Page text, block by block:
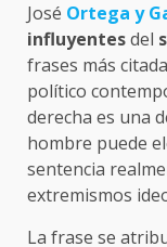
José Ortega y
influyentesdel
frases más
político
derecha es una
hombre puede
sentencia
extremismos
La frase se